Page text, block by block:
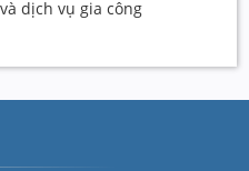
dịch vụ gia công